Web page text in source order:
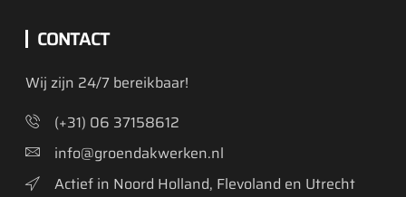
CONTACT
Wij zijn 24/7 bereikbaar!
(+31) 06 37158612
info@groendakwerken.nl
Actief in Noord Holland, Flevoland en Utrecht